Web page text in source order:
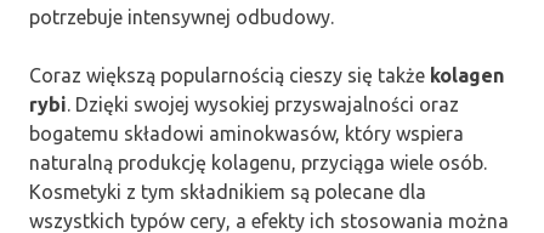
potrzebuje intensywnej odbudowy.
Coraz większą popularnością cieszy się także kolagen
rybi . Dzięki swojej wysokiej przyswajalności oraz
bogatemu składowi aminokwasów, który wspiera
naturalną produkcję kolagenu, przyciąga wiele osób.
Kosmetyki z tym składnikiem są polecane dla
wszystkich typów cery, a efekty ich stosowania można